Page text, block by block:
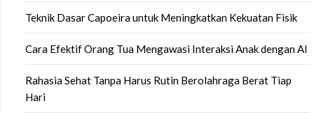
Teknik Dasar Capoeira untuk Meningkatkan Kekuatan Fisik
Cara Efektif Orang Tua Mengawasi Interaksi Anak dengan AI
Rahasia Sehat Tanpa Harus Rutin Berolahraga Berat Tiap
Hari